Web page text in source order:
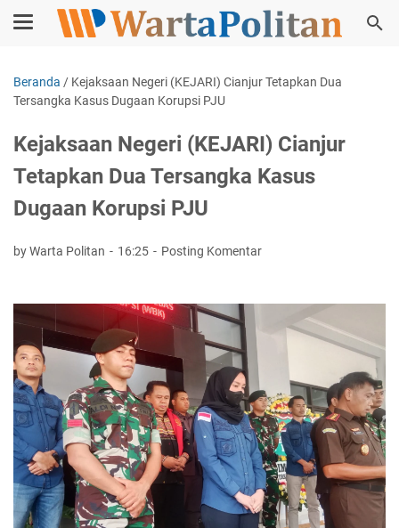
Beranda / Kejaksaan Negeri (KEJARI) Cianjur Tetapkan Dua
Tersangka Kasus Dugaan Korupsi PJU
Kejaksaan Negeri (KEJARI) Cianjur
Tetapkan Dua Tersangka Kasus
Dugaan Korupsi PJU
by Warta Politan 16:25 Posting Komentar